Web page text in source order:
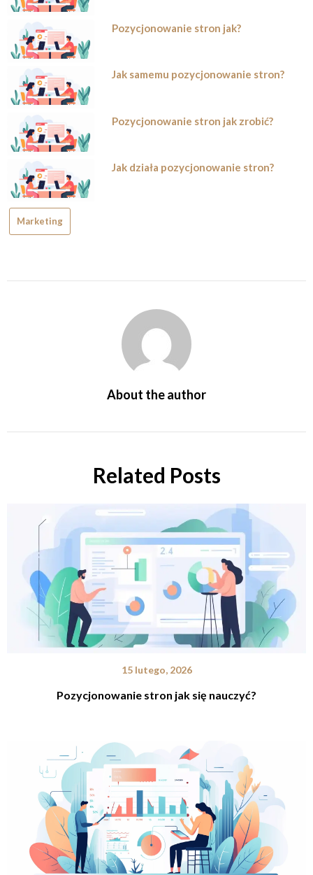
Pozycjonowanie stron jak?
Jak samemu pozycjonowanie stron?
Pozycjonowanie stron jak zrobić?
Jak działa pozycjonowanie stron?
Marketing
About the author
Related Posts
15 lutego, 2026
Pozycjonowanie stron jak się nauczyć?